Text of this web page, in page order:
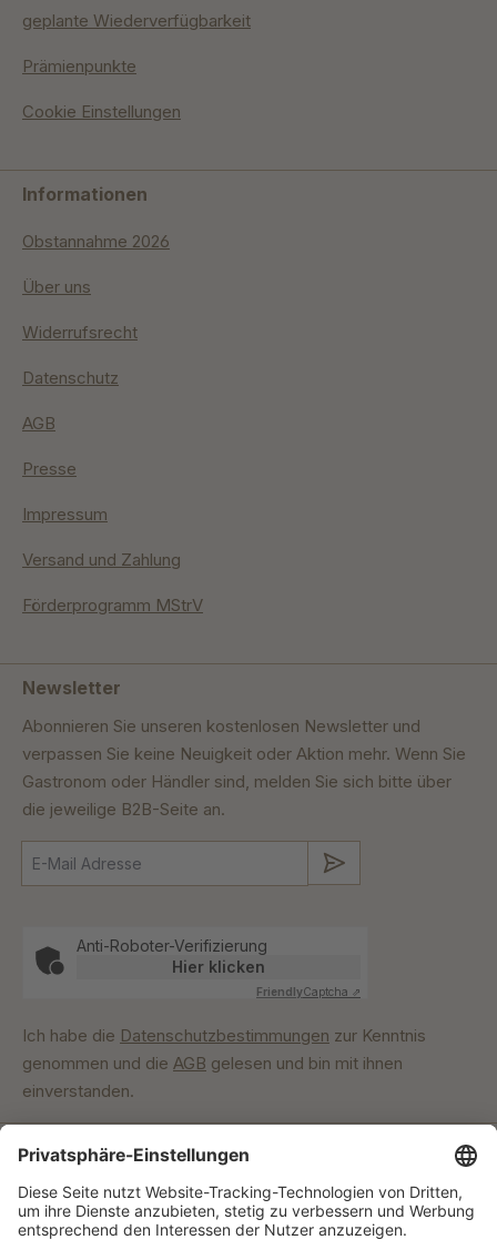
geplante Wiederverfügbarkeit
Prämienpunkte
Cookie Einstellungen
Informationen
Obstannahme 2026
Über uns
Widerrufsrecht
Datenschutz
AGB
Presse
Impressum
Versand und Zahlung
Förderprogramm MStrV
Newsletter
Abonnieren Sie unseren kostenlosen Newsletter und
verpassen Sie keine Neuigkeit oder Aktion mehr. Wenn Sie
Gastronom oder Händler sind, melden Sie sich bitte über
die jeweilige B2B-Seite an.
Anti-Roboter-Verifizierung
Hier klicken
FriendlyCaptcha ⇗
Ich habe die Datenschutzbestimmungen zur Kenntnis
genommen und die AGB gelesen und bin mit ihnen
einverstanden.